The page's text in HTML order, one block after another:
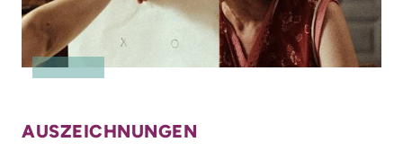
AUSZEICHNUNGEN